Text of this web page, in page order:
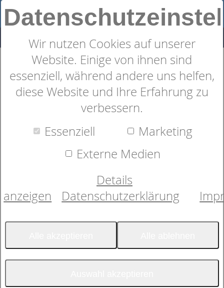
Wir nutzen Cookies auf unserer
Website. Einige von ihnen sind
essenziell, während andere uns helfen,
diese Website und Ihre Erfahrung zu
verbessern.
Essenziell
Marketing
Externe Medien
Details
anzeigen
Datenschutzerklärung
dormabell active - fresh